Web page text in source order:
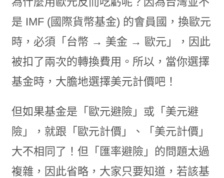
是 IMF (國際貨幣基金) 的會員國，換歐元
時，必須「台幣 → 美金 → 歐元」，因此
被扣了兩次的轉換費用。所以，當你選擇
基金時，大膽地選擇美元計價吧！
但如果基金是「歐元避險」或「美元避
險」，就跟「歐元計價」、「美元計價」
大不相同了！但「匯率避險」的問題太過
複雜，因此省略，大家只要知道，若該基